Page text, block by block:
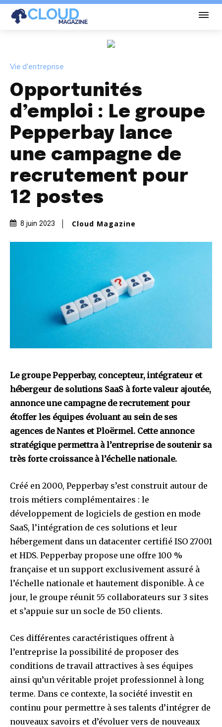
Vie d'entreprise
Opportunités
d’emploi : Le groupe
Pepperbay lance
une campagne de
recrutement pour
12 postes
8 juin 2023 Cloud Magazine
Le groupe Pepperbay, concepteur, intégrateur et
hébergeur de solutions SaaS à forte valeur ajoutée,
annonce une campagne de recrutement pour
étoffer les équipes évoluant au sein de ses
agences de Nantes et Ploërmel. Cette annonce
stratégique permettra à l’entreprise de soutenir sa
très forte croissance à l’échelle nationale.
Créé en 2000, Pepperbay s’est construit autour de
trois métiers complémentaires : le
développement de logiciels de gestion en mode
SaaS, l’intégration de ces solutions et leur
hébergement dans un datacenter certifié ISO 27001
et HDS. Pepperbay propose une offre 100 %
française et un support exclusivement assuré à
l’échelle nationale et hautement disponible. À ce
jour, le groupe réunit 55 collaborateurs sur 3 sites
et s’appuie sur un socle de 150 clients.
Ces différentes caractéristiques offrent à
l’entreprise la possibilité de proposer des
conditions de travail attractives à ses équipes
ainsi qu’un véritable projet professionnel à long
terme. Dans ce contexte, la société investit en
continu pour permettre à ses talents d’intégrer de
nouveaux savoirs et d’évoluer vers de nouveaux